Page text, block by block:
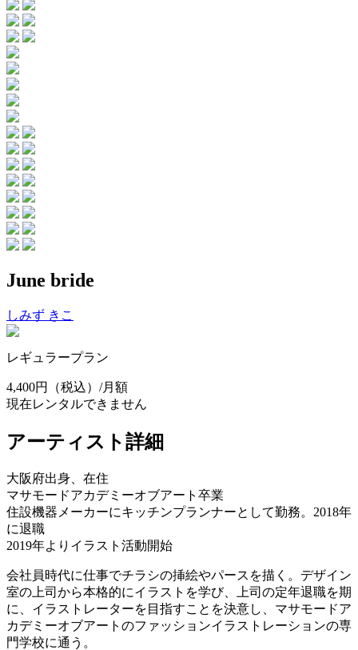
June bride
しみず きこ
レギュラープラン
4,400円
（税込）/月額
現在レンタルできません
アーティスト詳細
大阪府出身、在住
マサモードアカデミーオブアート卒業
住設機器メーカーにキッチンプランナーとして勤務。2018年
に退職
2019年よりイラスト活動開始
会社員時代に仕事でチラシの挿絵やパースを描く。デザイン
室の上司から本格的にイラストを学び、上司の定年退職を期
に、イラストレーターを目指すことを決意し、マサモードア
カデミーオブアートのファッションイラストレーションの専
門学校に通う。